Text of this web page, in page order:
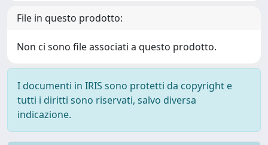
File in questo prodotto:
Non ci sono file associati a questo prodotto.
I documenti in IRIS sono protetti da copyright e
tutti i diritti sono riservati, salvo diversa
indicazione.